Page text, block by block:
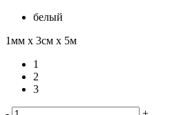
белый
1мм х 3см х 5м
1
2
3